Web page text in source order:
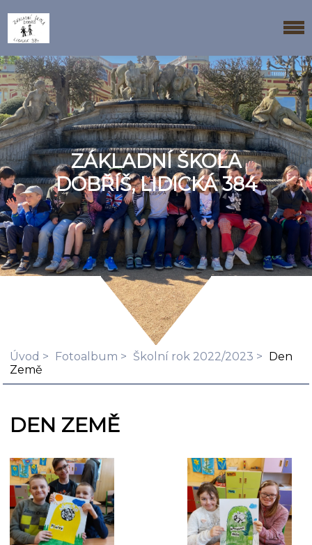
ZÁKLADNÍ ŠKOLA
DOBŘÍŠ, LIDICKÁ 384
Úvod Fotoalbum Školní rok 2022/2023
Den
Země
DEN ZEMĚ